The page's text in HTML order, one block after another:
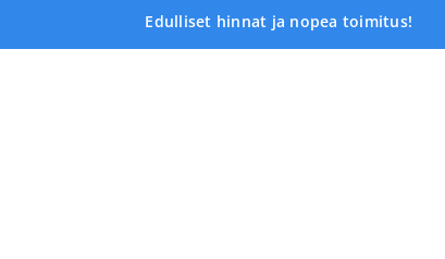
Edulliset hinnat ja nopea toimitus!